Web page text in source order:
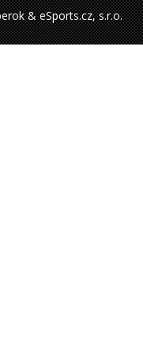
& eSports.cz, s.r.o.